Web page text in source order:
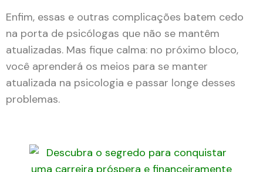
Enfim, essas e outras complicações batem cedo
na porta de psicólogas que não se mantêm
atualizadas. Mas fique calma: no próximo bloco,
você aprenderá os meios para se manter
atualizada na psicologia e passar longe desses
problemas.